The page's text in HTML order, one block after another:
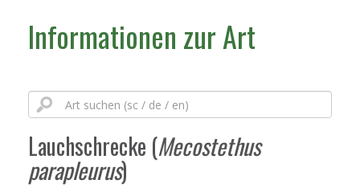
Informationen zur Art
Lauchschrecke (Mecostethus
parapleurus)